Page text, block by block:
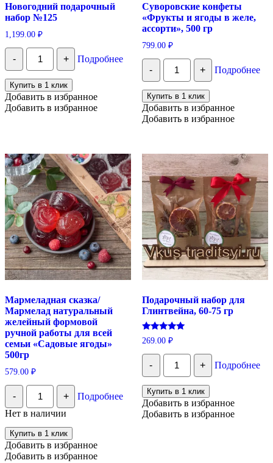
Новогодний подарочный
набор №125
1,199.00 ₽
-
Количество
Новогодний
подарочный
набор
№125
+ Подробнее
Купить в 1 клик
Добавить в избранное
Добавить в избранное
Суворовские конфеты
«Фрукты и ягоды в желе,
ассорти», 500 гр
799.00 ₽
-
Количество
Суворовские
конфеты
"Фрукты
и
ягоды
в
гр
+ Подробнее
Купить в 1 клик
Добавить в избранное
Добавить в избранное
Мармеладная сказка/
Мармелад натуральный
желейный формовой
ручной работы для всей
семьи «Садовые ягоды»
500гр
579.00 ₽
-
Количество
Мармеладная
сказка/
Мармелад
натуральный
желейный
формовой
ручной
+
Подробнее
Нет в наличии
Купить в 1 клик
Добавить в избранное
Добавить в избранное
Подарочный набор для
Глинтвейна, 60-75 гр
Оценка
5.00
из 5
269.00 ₽
-
Количество
Подарочный
набор
для
Глинтвейна,
60-
75
+ Подробнее
Купить в 1 клик
Добавить в избранное
Добавить в избранное